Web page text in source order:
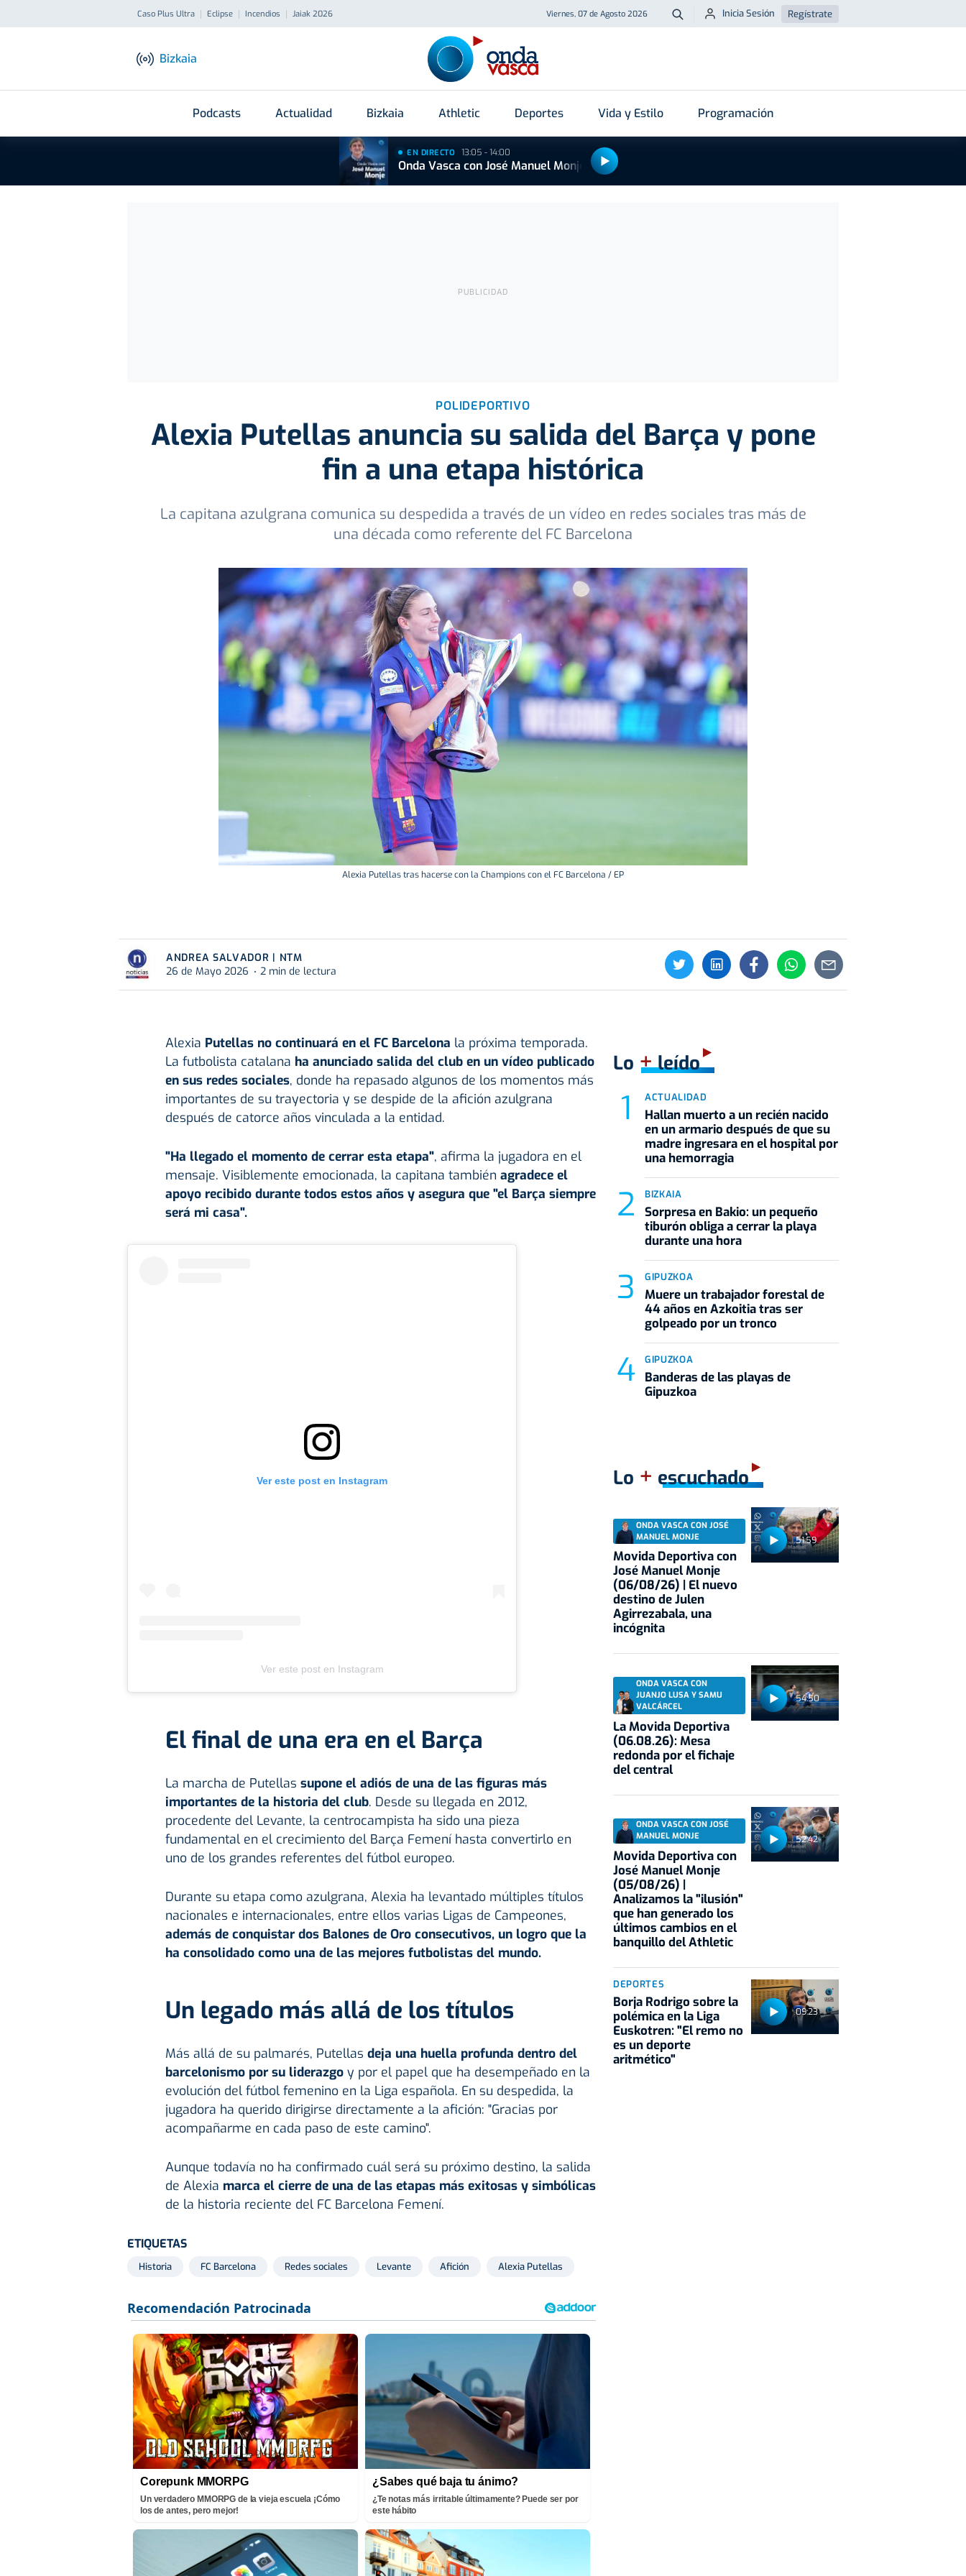
Caso Plus Ultra Eclipse Incendios Jaiak 2026 Viernes, 07 de Agosto 2026 Buscar
Inicia Sesión Regístrate
Bizkaia
Podcasts Actualidad Bizkaia Athletic Deportes Vida y Estilo Programación
EN DIRECTO 13:05 - 14:00
Onda Vasca con José Manuel Monje
POLIDEPORTIVO
Alexia Putellas anuncia su salida del Barça y pone
fin a una etapa histórica
La capitana azulgrana comunica su despedida a través de un vídeo en redes sociales tras más de
una década como referente del FC Barcelona
Alexia Putellas tras hacerse con la Champions con el FC Barcelona / EP
ANDREA SALVADOR | NTM
26 de Mayo 2026
2 min de lectura
Alexia Putellasno continuará en el FC Barcelona la próxima temporada.
La futbolista catalana ha anunciado salida del club en un vídeo publicado
en sus redes sociales, donde ha repasado algunos de los momentos más
importantes de su trayectoria y se despide de la afición azulgrana
después de catorce años vinculada a la entidad.
"Ha llegado el momento de cerrar esta etapa", afirma la jugadora en el
mensaje. Visiblemente emocionada, la capitana también agradece el
apoyo recibido durante todos estos años y asegura que "el Barça siempre
será mi casa".
Ver este post en Instagram
Ver este post en Instagram
El final de una era en el Barça
La marcha de Putellas supone el adiós de una de las figuras más
importantes de la historia del club. Desde su llegada en 2012,
procedente del Levante, la centrocampista ha sido una pieza
fundamental en el crecimiento del Barça Femení hasta convertirlo en
uno de los grandes referentes del fútbol europeo.
Durante su etapa como azulgrana, Alexia ha levantado múltiples títulos
nacionales e internacionales, entre ellos varias Ligas de Campeones,
además de conquistar dos Balones de Oro consecutivos, un logro que la
ha consolidado como una de las mejores futbolistas del mundo.
Un legado más allá de los títulos
Más allá de su palmarés, Putellas deja una huella profunda dentro del
barcelonismo por su liderazgo y por el papel que ha desempeñado en la
evolución del fútbol femenino en la Liga española. En su despedida, la
jugadora ha querido dirigirse directamente a la afición: "Gracias por
acompañarme en cada paso de este camino".
Aunque todavía no ha confirmado cuál será su próximo destino, la salida
de Alexia marca el cierre de una de las etapas más exitosas y simbólicas
de la historia reciente del FC Barcelona Femení.
ETIQUETAS
Historia FC Barcelona Redes sociales Levante Afición Alexia Putellas
Corepunk MMORPG
Un verdadero MMORPG de la vieja escuela ¡Cómo
los de antes, pero mejor!
¿Sabes qué baja tu ánimo?
¿Te notas más irritable últimamente? Puede ser por
este hábito
Lo +leído
ACTUALIDAD
Hallan muerto a un recién nacido
en un armario después de que su
madre ingresara en el hospital por
una hemorragia
BIZKAIA
Sorpresa en Bakio: un pequeño
tiburón obliga a cerrar la playa
durante una hora
GIPUZKOA
Muere un trabajador forestal de
44 años en Azkoitia tras ser
golpeado por un tronco
GIPUZKOA
Banderas de las playas de
Gipuzkoa
Lo + escuchado
51:59
ONDA VASCA CON JOSÉ
MANUEL MONJE
Movida Deportiva con
José Manuel Monje
(06/08/26) | El nuevo
destino de Julen
Agirrezabala, una
incógnita
54:50
ONDA VASCA CON
JUANJO LUSA Y SAMU
VALCÁRCEL
La Movida Deportiva
(06.08.26): Mesa
redonda por el fichaje
del central
52:42
ONDA VASCA CON JOSÉ
MANUEL MONJE
Movida Deportiva con
José Manuel Monje
(05/08/26) |
Analizamos la "ilusión"
que han generado los
últimos cambios en el
banquillo del Athletic
09:23
DEPORTES
Borja Rodrigo sobre la
polémica en la Liga
Euskotren: "El remo no
es un deporte
aritmético"